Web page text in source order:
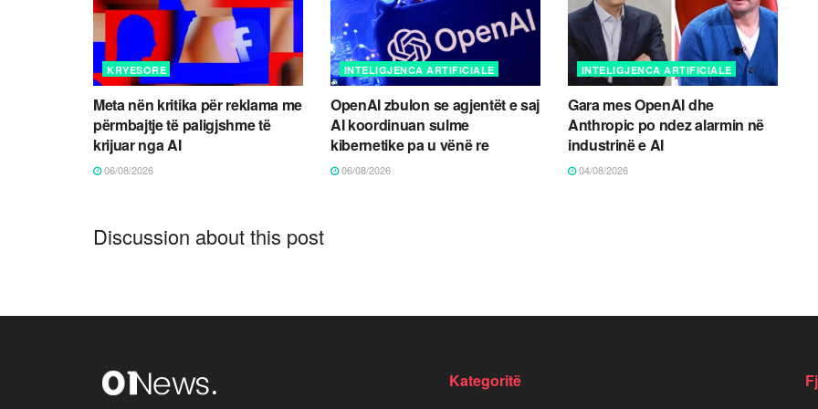
KRYESORE
Meta nën kritika për reklama me
përmbajtje të paligjshme të
krijuar nga AI
06/08/2026
INTELIGJENCA ARTIFICIALE
OpenAI zbulon se agjentët e saj
AI koordinuan sulme
kibernetike pa u vënë re
06/08/2026
INTELIGJENCA ARTIFICIALE
Gara mes OpenAI dhe
Anthropic po ndez alarmin në
industrinë e AI
04/08/2026
Discussion about this post
Kategoritë